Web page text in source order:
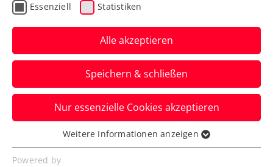
Draper triumphiert bei
den Erste Bank Open
2024
Der junge Brite entscheidet das Endspiel
des ATP-500-Turniers in Wien gegen
Karen Khachanov für sich.
Verfasst von: Presseaussendung / Redaktion, 27.10.2024
Essenziell Statistiken
Alle akzeptieren
Speichern & schließen
Nur essenzielle Cookies akzeptieren
Essenziell
Essenzielle Cookies werden für grundlegende
Weitere Informationen anzeigen
Powered by